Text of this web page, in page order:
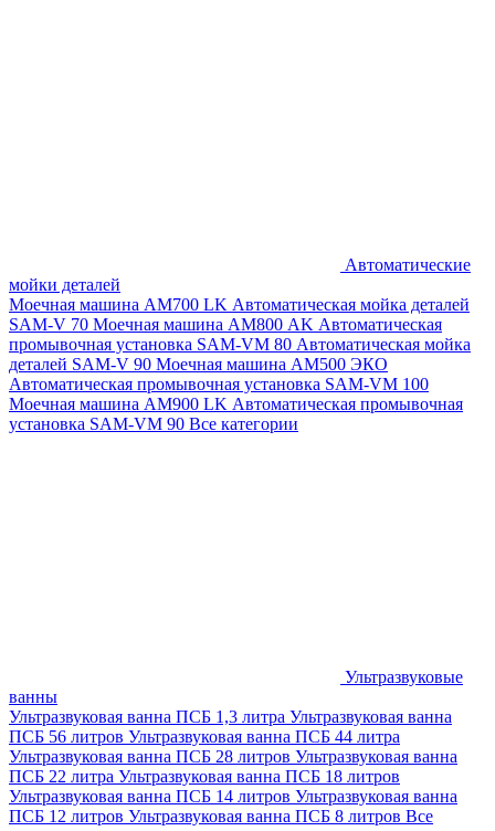
Автоматические
мойки деталей
Моечная машина AM700 LK Автоматическая мойка деталей
SAM-V 70 Моечная машина АМ800 AK Автоматическая
промывочная установка SAM-VM 80 Автоматическая мойка
деталей SAM-V 90 Моечная машина АМ500 ЭКО
Автоматическая промывочная установка SAM-VM 100
Моечная машина AM900 LK Автоматическая промывочная
установка SAM-VM 90 Все категории
Ультразвуковые
ванны
Ультразвуковая ванна ПСБ 1,3 литра Ультразвуковая ванна
ПСБ 56 литров Ультразвуковая ванна ПСБ 44 литра
Ультразвуковая ванна ПСБ 28 литров Ультразвуковая ванна
ПСБ 22 литра Ультразвуковая ванна ПСБ 18 литров
Ультразвуковая ванна ПСБ 14 литров Ультразвуковая ванна
ПСБ 12 литров Ультразвуковая ванна ПСБ 8 литров Все